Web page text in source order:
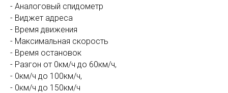
- Аналоговый спидометр
- Виджет адреса
- Время движения
- Максимальная скорость
- Время остановок
- Разгон от 0км/ч до 60км/ч,
- 0км/ч до 100км/ч,
- 0км/ч до 150км/ч